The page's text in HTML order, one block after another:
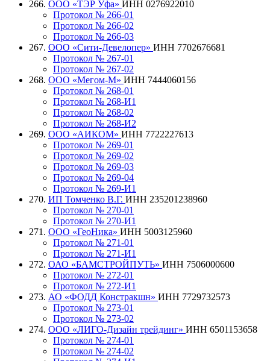
266. ООО «ТЭР Уфа» ИНН 0276922010
Протокол № 266-01
Протокол № 266-02
Протокол № 266-03
267. ООО «Сити-Девелопер» ИНН 7702676681
Протокол № 267-01
Протокол № 267-02
268. ООО «Мегом-М» ИНН 7444060156
Протокол № 268-01
Протокол № 268-И1
Протокол № 268-02
Протокол № 268-И2
269. ООО «АИКОМ» ИНН 7722227613
Протокол № 269-01
Протокол № 269-02
Протокол № 269-03
Протокол № 269-04
Протокол № 269-И1
270. ИП Томченко В.Г. ИНН 235201238960
Протокол № 270-01
Протокол № 270-И1
271. ООО «ГеоНика» ИНН 5003125960
Протокол № 271-01
Протокол № 271-И1
272. ОАО «БАМСТРОЙПУТЬ» ИНН 7506000600
Протокол № 272-01
Протокол № 272-И1
273. АО «ФОДД Констракшн» ИНН 7729732573
Протокол № 273-01
Протокол № 273-02
274. ООО «ЛИГО-Дизайн трейдинг» ИНН 6501153658
Протокол № 274-01
Протокол № 274-02